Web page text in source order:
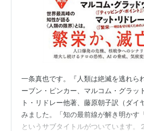
一条真也です。『人類は絶滅を逃れら
ーブン・ピンカー、マルコム・グラッ
ト・リドレー他著、藤原朝子訳（ダイ
みました。「知の最前線が解き明かす
というサブタイトルがついています。